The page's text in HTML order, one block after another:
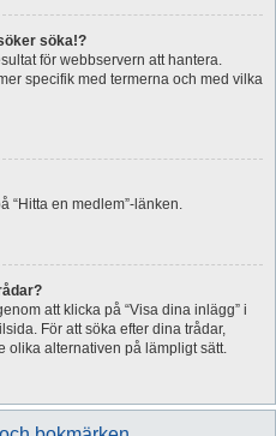
söka!?
för webbservern att hantera.
specifik med termerna och med vilka
“Hitta en medlem”-länken.
att klicka på “Visa dina inlägg” i
För att söka efter dina trådar,
olika alternativen på lämpligt sätt.